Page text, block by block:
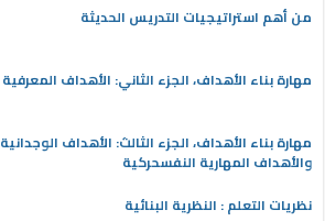
من أهم استراتيجيات التدريس الحديثة
مهارة بناء الأهداف، الجزء الثاني: الأهداف المعرفية
مهارة بناء الأهداف، الجزء الثالث: الأهداف الوجدانية
والأهداف المهارية النفسحركية
نظريات التعلم : النظرية البنائية